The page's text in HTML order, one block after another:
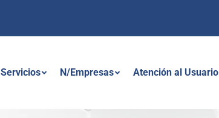
Servicios N/Empresas Atención al Usuario